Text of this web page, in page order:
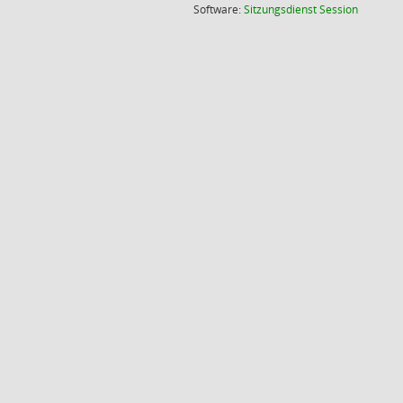
Software:SitzungsdienstSession(Wird in